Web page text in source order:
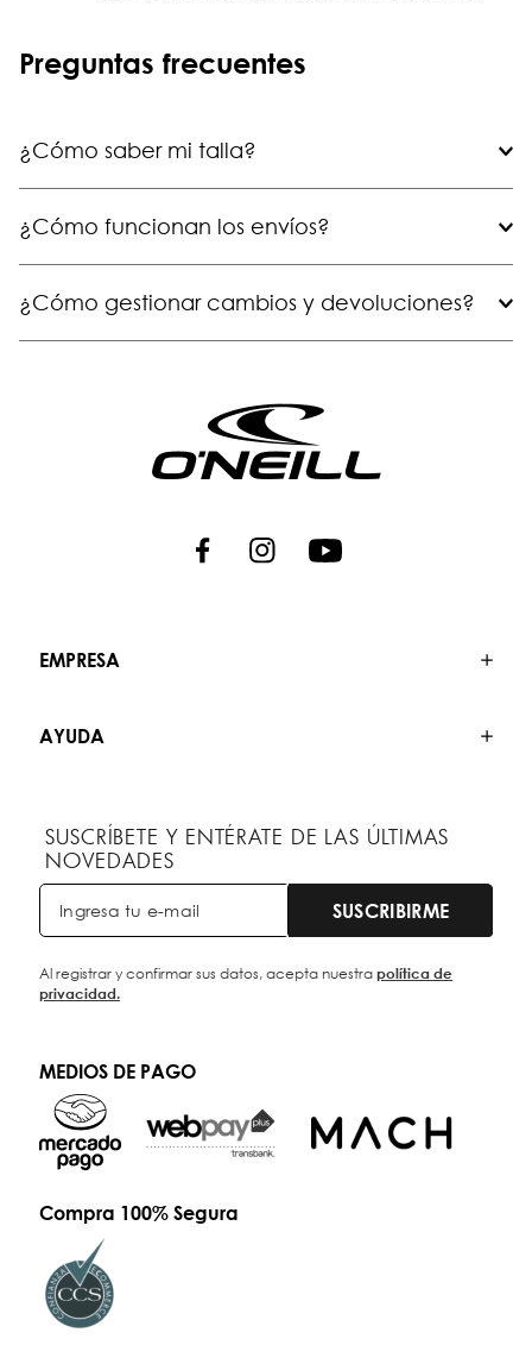
Preguntas frecuentes
¿Cómo saber mi talla?
¿Cómo funcionan los envíos?
¿Cómo gestionar cambios y devoluciones?
EMPRESA
AYUDA
SUSCRÍBETE Y ENTÉRATE DE LAS ÚLTIMAS
NOVEDADES
SUSCRIBIRME
Al registrar y confirmar sus datos, acepta nuestrapolítica de
privacidad.
MEDIOS DE PAGO
Compra 100% Segura